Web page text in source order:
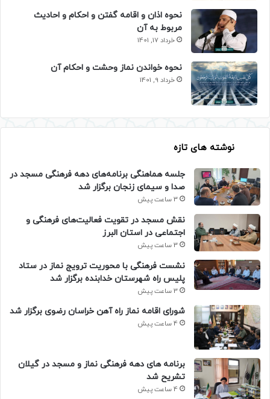
نحوه اذان و اقامه گفتن و احکام و احادیث
مربوط به آن
خرداد 17, 1401
نحوه خواندن نماز وحشت و احکام آن
خرداد 9, 1401
نوشته های تازه
جلسه هماهنگی برنامه‌های دهه فرهنگی مسجد در
صدا و سیمای زنجان برگزار شد
3 ساعت پیش
نقش مسجد در تقویت فعالیت‌های فرهنگی و
اجتماعی در استان البرز
3 ساعت پیش
نشست فرهنگی با محوریت ترویج نماز در ستاد
پلیس راه شهرستان خدابنده برگزار شد
3 ساعت پیش
شورای اقامه نماز راه آهن خراسان رضوی برگزار شد
4 ساعت پیش
برنامه های دهه فرهنگی نماز و مسجد در گیلان
تشریح شد
4 ساعت پیش